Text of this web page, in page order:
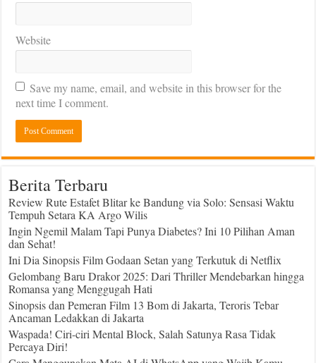
Website
Save my name, email, and website in this browser for the
next time I comment.
Berita Terbaru
Review Rute Estafet Blitar ke Bandung via Solo: Sensasi Waktu
Tempuh Setara KA Argo Wilis
Ingin Ngemil Malam Tapi Punya Diabetes? Ini 10 Pilihan Aman
dan Sehat!
Ini Dia Sinopsis Film Godaan Setan yang Terkutuk di Netflix
Gelombang Baru Drakor 2025: Dari Thriller Mendebarkan hingga
Romansa yang Menggugah Hati
Sinopsis dan Pemeran Film 13 Bom di Jakarta, Teroris Tebar
Ancaman Ledakkan di Jakarta
Waspada! Ciri-ciri Mental Block, Salah Satunya Rasa Tidak
Percaya Diri!